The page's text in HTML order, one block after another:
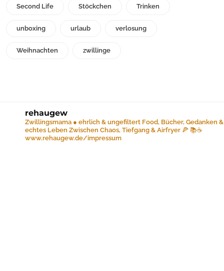
Second Life Stöckchen Trinken
unboxing urlaub verlosung
Weihnachten zwillinge
rehaugew
Zwillingsmama ● ehrlich & ungefiltert Food, Bücher, Gedanken &
echtes Leben Zwischen Chaos, Tiefgang & Airfryer 🍕 📚☕️
www.rehaugew.de/impressum